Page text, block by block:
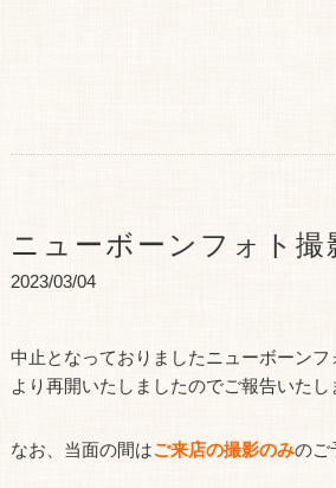
ニューボーンフォト撮
2023/03/04
中止となっておりましたニューボーンフ
より再開いたしましたのでご報告いたし
なお、当面の間はご来店の撮影のみのご